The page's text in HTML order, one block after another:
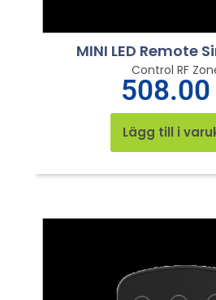
MINI LED Remote
Control RF
508.00
Lägg till i